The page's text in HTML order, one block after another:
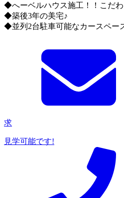
◆へーベルハウス施工！！こだ
◆築後3年の美宅♪
◆並列2台駐車可能なカースペー
求
見学可能です!